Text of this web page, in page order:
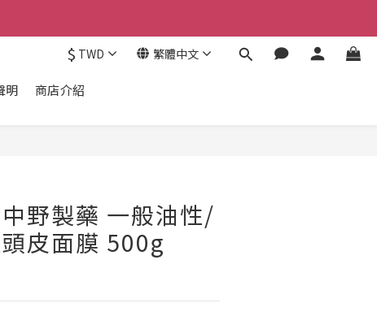
$ TWD 繁體中文
明 商店介紹
野製藥 一般油性/
皮面膜 500g